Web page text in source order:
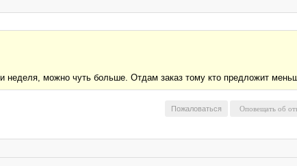
неделя, можно чуть больше. Отдам заказ тому кто предложит
Пожаловаться